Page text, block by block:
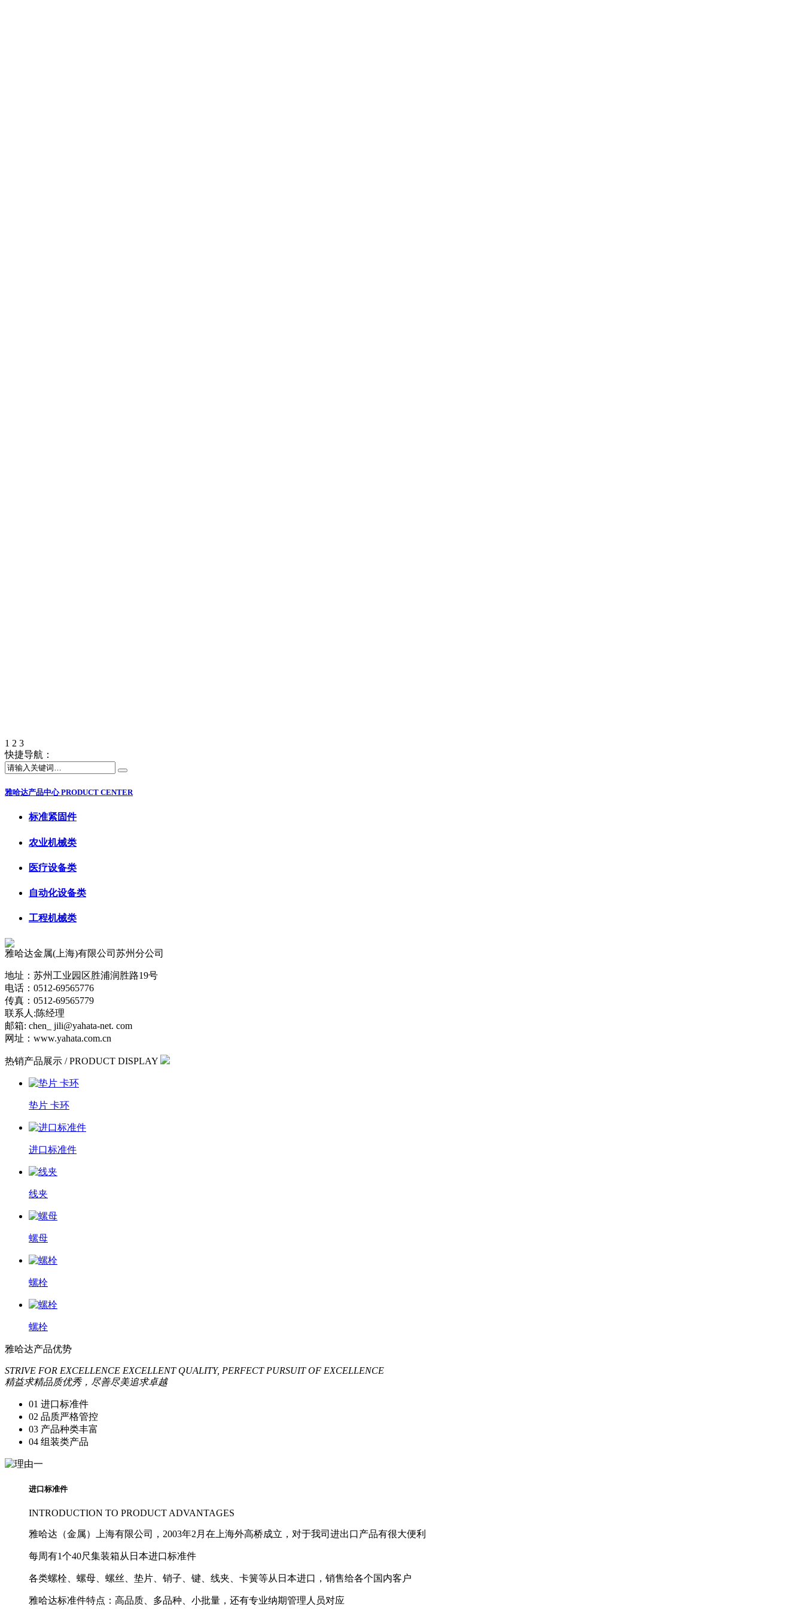
1 2 3
快捷导航：
雅哈达产品中心PRODUCT CENTER
标准紧固件
农业机械类
医疗设备类
自动化设备类
工程机械类
雅哈达金属(上海)有限公司苏州分公司
地址：苏州工业园区胜浦润胜路19号
电话：0512-69565776
传真：0512-69565779
联系人:陈经理
邮箱: chen_ jili@yahata-net. com
网址：www.yahata.com.cn
热销产品展示 / PRODUCT DISPLAY
垫片 卡环
进口标准件
线夹
螺母
螺栓
螺栓
雅哈达产品优势
STRIVE FOR EXCELLENCE EXCELLENT QUALITY, PERFECT PURSUIT OF EXCELLENCE
精益求精品质优秀，尽善尽美追求卓越
01 进口标准件
02 品质严格管控
03 产品种类丰富
04 组装类产品
进口标准件
INTRODUCTION TO PRODUCT ADVANTAGES
雅哈达（金属）上海有限公司，2003年2月在上海外高桥成立，对于我司进出口产品有很大便利
每周有1个40尺集装箱从日本进口标准件
各类螺栓、螺母、螺丝、垫片、销子、键、线夹、卡簧等从日本进口，销售给各个国内客户
雅哈达标准件特点：高品质、多品种、小批量，还有专业纳期管理人员对应